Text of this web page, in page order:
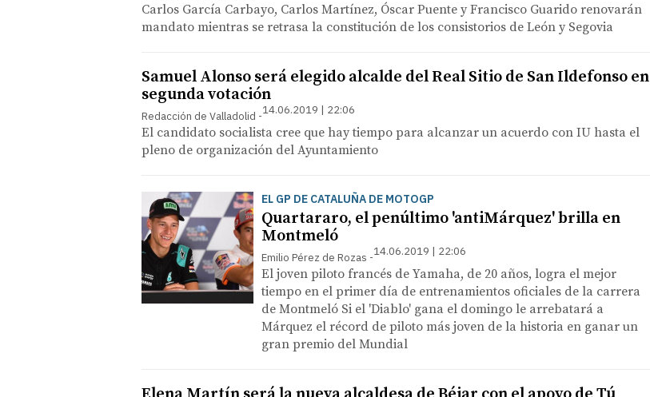
Carlos García Carbayo, Carlos Martínez, Óscar Puente y Francisco Guarido renovarán
mandato mientras se retrasa la constitución de los consistorios de León y Segovia
Samuel Alonso será elegido alcalde del Real Sitio de San Ildefonso en
segunda votación
Redacción de Valladolid 14.06.2019 | 22:06
El candidato socialista cree que hay tiempo para alcanzar un acuerdo con IU hasta el
pleno de organización del Ayuntamiento
EL GP DE CATALUÑA DE MOTOGP
Quartararo, el penúltimo 'antiMárquez' brilla en
Montmeló
Emilio Pérez de Rozas 14.06.2019 | 22:06
El joven piloto francés de Yamaha, de 20 años, logra el mejor
tiempo en el primer día de entrenamientos oficiales de la carrera
de Montmeló Si el 'Diablo' gana el domingo le arrebatará a
Márquez el récord de piloto más joven de la historia en ganar un
gran premio del Mundial